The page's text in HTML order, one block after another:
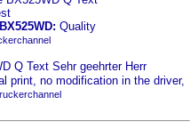
Quality
print, no modification in the driver,